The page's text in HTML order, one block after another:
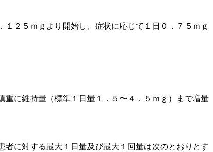
２５ｍｇより開始し、症状に応じて１日０．７５ｍｇ
に維持量（標準１日量１．５〜４．５ｍｇ）まで増量
者に対する最大１日量及び最大１回量は次のとおりとす